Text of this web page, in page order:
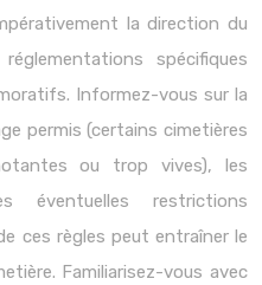
la direction du
spécifiques
Informez-vous sur la
permis (certains cimetières
ou trop vives), les
éventuelles restrictions
ces règles peut entraîner le
Familiarisez-vous avec